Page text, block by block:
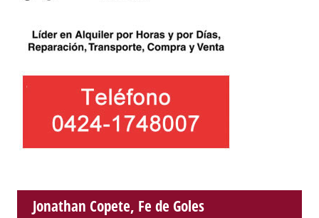
Jonathan Copete, Fe de Goles